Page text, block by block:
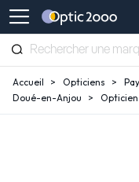
Accueil Opticiens
Doué-en-Anjou